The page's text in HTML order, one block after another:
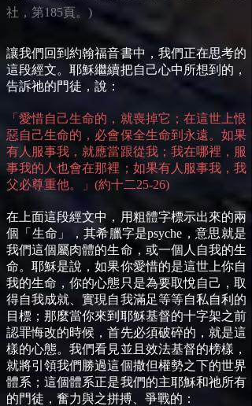
社，第185頁。)
讓我們回到約翰福音書中，我們正在思考的
這段經文。耶穌繼續把自己心中所想到的，
告訴祂的門徒，說：
「愛惜自己生命的，就喪掉它；在這世上恨
惡自己生命的，必會保全生命到永遠。如果
有人服事我，就應當跟從我；我在哪裡，服
事我的人也會在那裡；如果有人服事我，我
父必尊重他。」(約十二25-26)
在上面這段經文中，用粗體字標示出來的兩
個「生命」，其希臘字是psyche，意思就是
我們這個屬肉體的生命，或一個人自我的生
命。耶穌是說，如果你愛惜的是這世上你自
我的生命，你的心態只是為要取悅自己，取
得自我成就、實現自我滿足等等自私自利的
目標；那麼當你來到耶穌基督的十字架之前
認罪悔改的時候，首先必須破碎的，就是這
樣的心態。我們看見並且效法基督的榜樣，
就將引領我們勝過這個撒但權勢之下的世界
體系；這個體系正是我們的主耶穌和祂所有
的門徒，奮力與之拼搏、爭戰的：